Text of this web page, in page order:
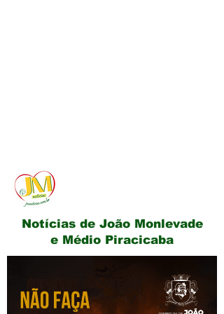
Notícias de João Monlevade
e Médio Piracicaba